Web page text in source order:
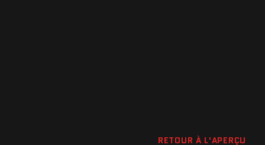
RETOUR À L'APERÇU